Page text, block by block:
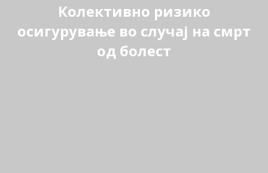
Колективно ризико
осигурување во случај на смрт
од болест